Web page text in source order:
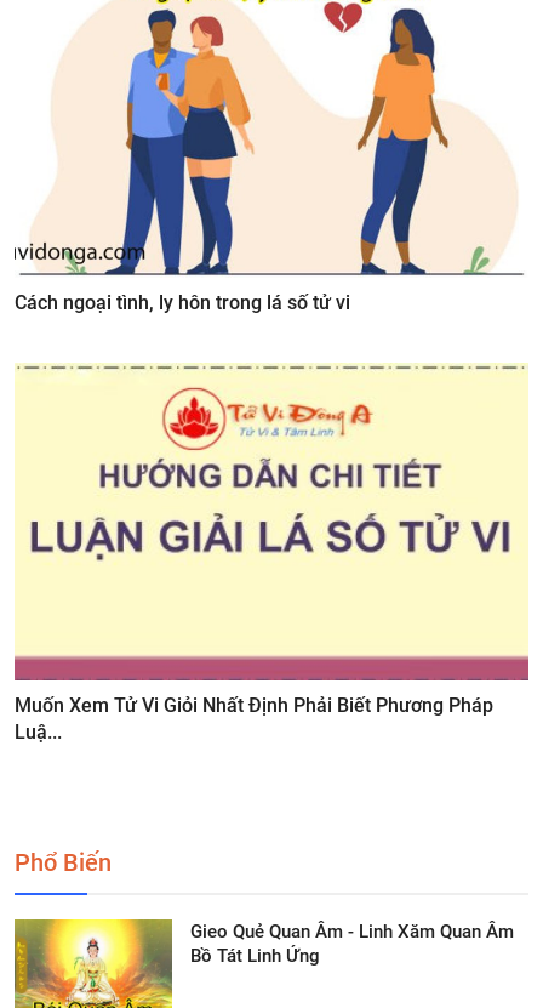
Cách ngoại tình, ly hôn trong lá số tử vi
Muốn Xem Tử Vi Giỏi Nhất Định Phải Biết Phương Pháp
Luậ...
Phổ Biến
Gieo Quẻ Quan Âm - Linh Xăm Quan Âm
Bồ Tát Linh Ứng